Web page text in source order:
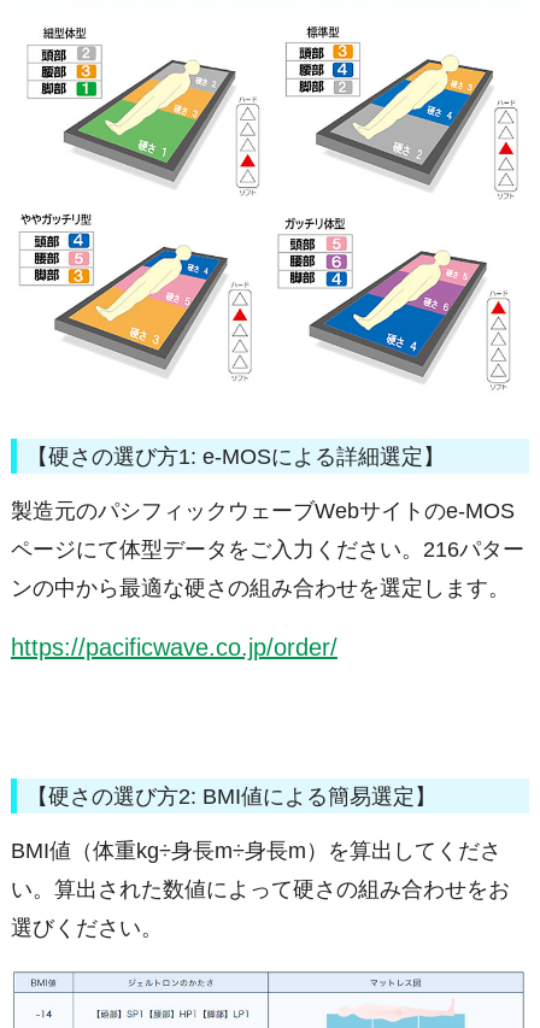
【硬さの選び方1: e-MOSによる詳細選定】
製造元のパシフィックウェーブWebサイトのe-MOS
ページにて体型データをご入力ください。216パター
ンの中から最適な硬さの組み合わせを選定します。
https://pacificwave.co.jp/order/
【硬さの選び方2: BMI値による簡易選定】
BMI値（体重kg÷⾝⻑m÷⾝⻑m）を算出してくださ
い。算出された数値によって硬さの組み合わせをお
選びください。